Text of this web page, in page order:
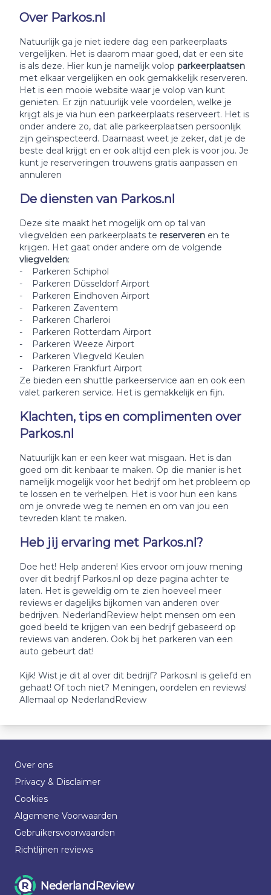
Over Parkos.nl
Natuurlijk ga je niet iedere dag een parkeerplaats
vergelijken. Het is daarom maar goed, dat er een site
is als deze. Hier kun je namelijk volop parkeerplaatsen
met elkaar vergelijken en ook gemakkelijk reserveren.
Het is een mooie website waar je volop van kunt
genieten. Er zijn natuurlijk vele voordelen, welke je
krijgt als je via hun een parkeerplaats reserveert. Het is
onder andere zo, dat alle parkeerplaatsen persoonlijk
zijn geïnspecteerd. Daarnaast weet je zeker, dat je de
beste deal krijgt en er ook altijd een plek is voor jou. Je
kunt je reserveringen trouwens gratis aanpassen en
annuleren
De diensten van Parkos.nl
Deze site maakt het mogelijk om op tal van
vliegvelden een parkeerplaats te reserveren en te
krijgen. Het gaat onder andere om de volgende
vliegvelden:
- Parkeren Schiphol
- Parkeren Düsseldorf Airport
- Parkeren Eindhoven Airport
- Parkeren Zaventem
- Parkeren Charleroi
- Parkeren Rotterdam Airport
- Parkeren Weeze Airport
- Parkeren Vliegveld Keulen
- Parkeren Frankfurt Airport
Ze bieden een shuttle parkeerservice aan en ook een
valet parkeren service. Het is gemakkelijk en fijn.
Klachten, tips en complimenten over
Parkos.nl
Natuurlijk kan er een keer wat misgaan. Het is dan
goed om dit kenbaar te maken. Op die manier is het
namelijk mogelijk voor het bedrijf om het probleem op
te lossen en te verhelpen. Het is voor hun een kans
om je onvrede weg te nemen en om van jou een
tevreden klant te maken.
Heb jij ervaring met Parkos.nl?
Doe het! Help anderen! Kies ervoor om jouw mening
over dit bedrijf Parkos.nl op deze pagina achter te
laten. Het is geweldig om te zien hoeveel meer
reviews er dagelijks bijkomen van anderen over
bedrijven. NederlandReview helpt mensen om een
goed beeld te krijgen van een bedrijf gebaseerd op
reviews van anderen. Ook bij het parkeren van een
auto gebeurt dat!
Kijk! Wist je dit al over dit bedrijf? Parkos.nl is geliefd en
gehaat! Of toch niet? Meningen, oordelen en reviews!
Allemaal op NederlandReview
Over ons
Privacy & Disclaimer
Cookies
Algemene Voorwaarden
Gebruikersvoorwaarden
Richtlijnen reviews
NederlandReview